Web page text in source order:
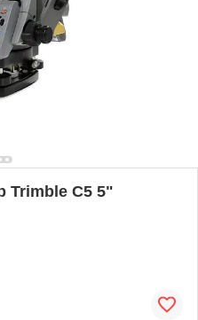
Trimble C5 5"